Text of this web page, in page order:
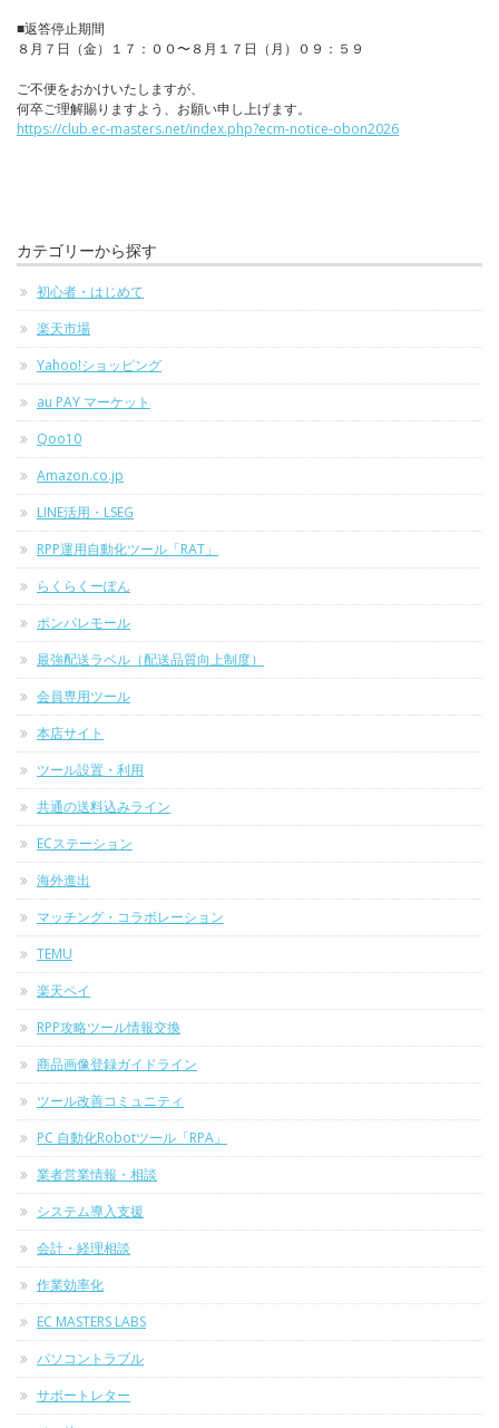
■返答停止期間
８月７日（金）１７：００〜８月１７日（月）０９：５９
ご不便をおかけいたしますが、
何卒ご理解賜りますよう、お願い申し上げます。
https://club.ec-masters.net/index.php?ecm-notice-obon2026
カテゴリーから探す
初心者・はじめて
楽天市場
Yahoo!ショッピング
au PAY マーケット
Qoo10
Amazon.co.jp
LINE活用・LSEG
RPP運用自動化ツール「RAT」
らくらくーぽん
ポンパレモール
最強配送ラベル（配送品質向上制度）
会員専用ツール
本店サイト
ツール設置・利用
共通の送料込みライン
ECステーション
海外進出
マッチング・コラボレーション
TEMU
楽天ペイ
RPP攻略ツール情報交換
商品画像登録ガイドライン
ツール改善コミュニティ
PC 自動化Robotツール「RPA」
業者営業情報・相談
システム導入支援
会計・経理相談
作業効率化
EC MASTERS LABS
パソコントラブル
サポートレター